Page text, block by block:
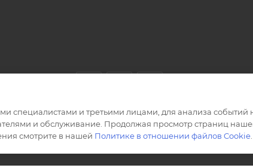
специалистами и третьими лицами, для анализа событий
и обслуживание. Продолжая просмотр страниц
смотрите в нашей Политике в отношении файлов Cookie